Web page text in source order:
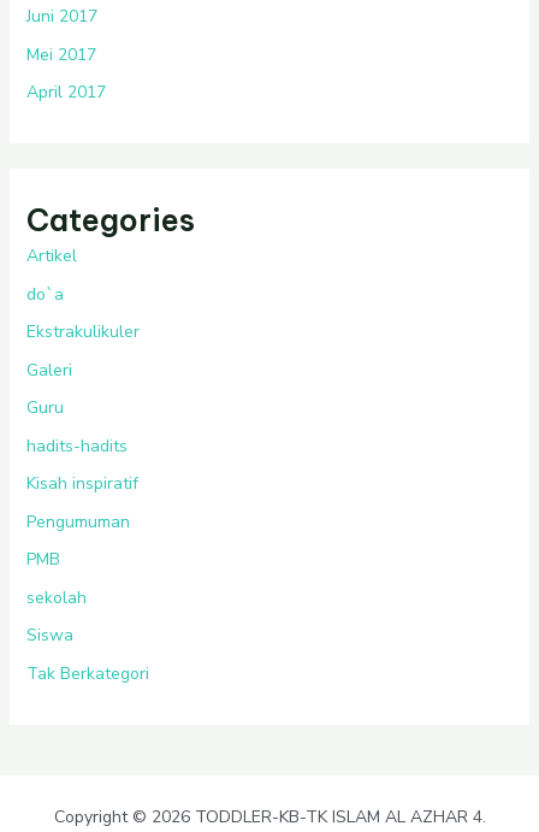
Juni 2017
Mei 2017
April 2017
Categories
Artikel
do`a
Ekstrakulikuler
Galeri
Guru
hadits-hadits
Kisah inspiratif
Pengumuman
PMB
sekolah
Siswa
Tak Berkategori
Copyright © 2026 TODDLER-KB-TK ISLAM AL AZHAR 4.